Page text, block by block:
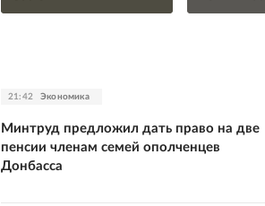
21:42 Экономика
Минтруд предложил дать право на две
пенсии членам семей ополченцев
Донбасса